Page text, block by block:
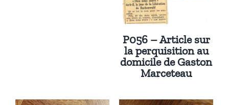
P056 – Article sur
la perquisition au
domicile de Gaston
Marceteau